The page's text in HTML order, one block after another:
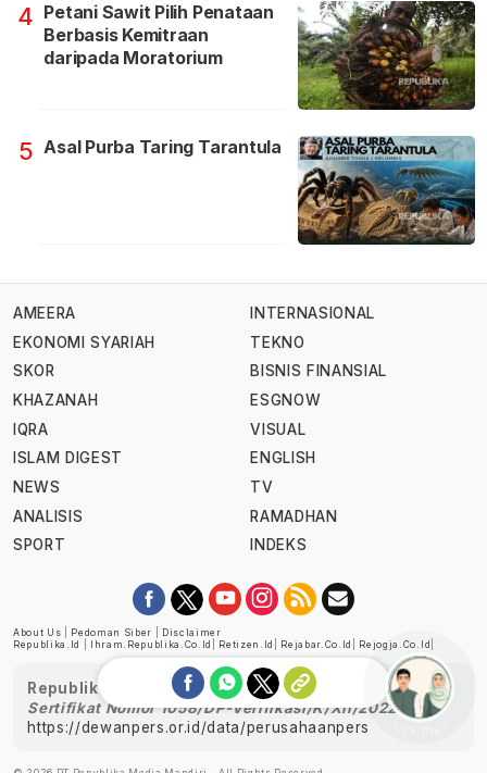
4 Petani Sawit Pilih Penataan
Berbasis Kemitraan
daripada Moratorium
5 Asal Purba Taring Tarantula
AMEERA
EKONOMI SYARIAH
SKOR
KHAZANAH
IQRA
ISLAM DIGEST
NEWS
ANALISIS
SPORT
INTERNASIONAL
TEKNO
BISNIS FINANSIAL
ESGNOW
VISUAL
ENGLISH
TV
RAMADHAN
INDEKS
About Us Pedoman Siber
Disclaimer
Republika.id
Ihram.republika.co.id Retizen.id Rejabar.co.id Rejogja.co.id
Republika telah diverifikasi oleh Dewan Pers
Sertifikat Nomor 1058/DP-Verifikasi/K/XII/2022
https://dewanpers.or.id/data/perusahaanpers